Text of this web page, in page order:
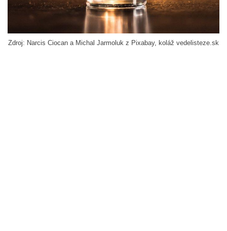
Zdroj: Narcis Ciocan a Michal Jarmoluk z Pixabay, koláž vedelisteze.sk